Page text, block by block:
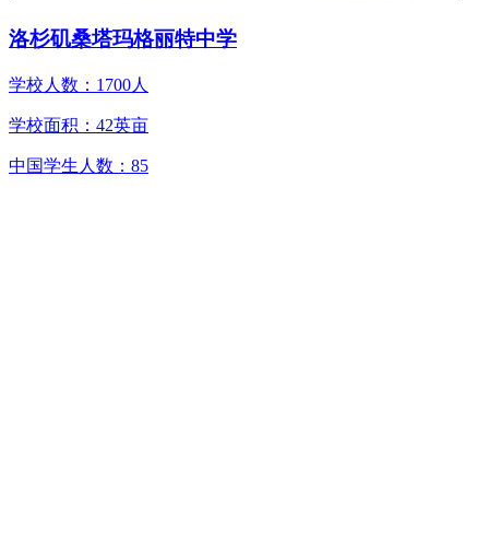
洛杉矶桑塔玛格丽特中学
学校人数：1700人
学校面积：42英亩
中国学生人数：85